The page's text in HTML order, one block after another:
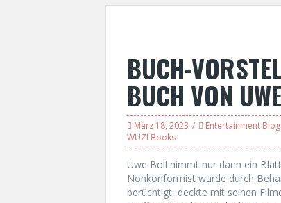
BUCH-
BUCH VON
März 18, 2023 Entertainment Blog
WUZI Books
Uwe Boll nimmt nur dann ein
Nonkonformist wurde durch
berüchtigt, deckte mit seinen